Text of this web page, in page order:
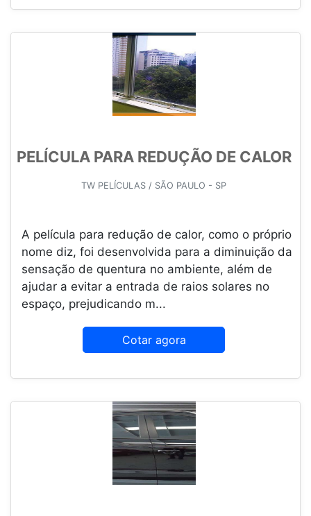
PELÍCULA PARA REDUÇÃO DE CALOR
TW PELÍCULAS / SÃO PAULO - SP
A película para redução de calor, como o próprio
nome diz, foi desenvolvida para a diminuição da
sensação de quentura no ambiente, além de
ajudar a evitar a entrada de raios solares no
espaço, prejudicando m...
Cotar agora